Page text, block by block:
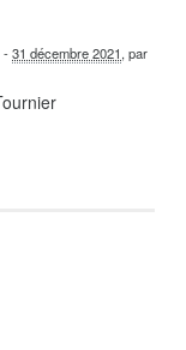
-31 décembre 2021, par